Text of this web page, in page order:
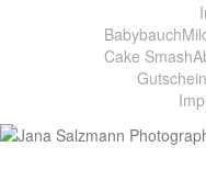
Babybauch
Cake Smash